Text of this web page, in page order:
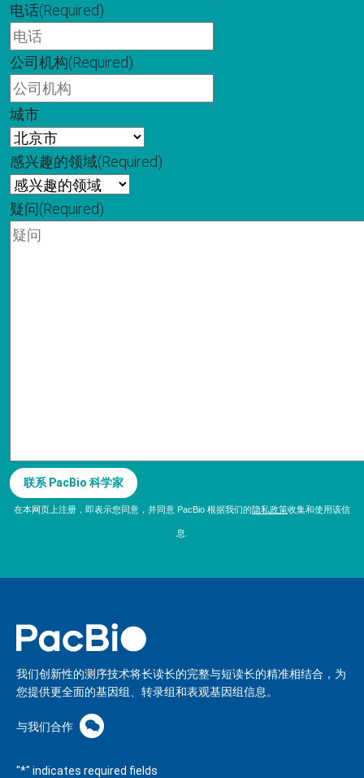
电话(Required)
公司机构(Required)
城市
感兴趣的领域(Required)
疑问(Required)
在本网页上注册，即表示您同意，并同意 PacBio 根据我们的隐私政策收集和使用该信
息.
我们创新性的测序技术将长读长的完整与短读长的精准相结合，为
您提供更全面的基因组、转录组和表观基因组信息。
与我们合作
"*" indicates required fields